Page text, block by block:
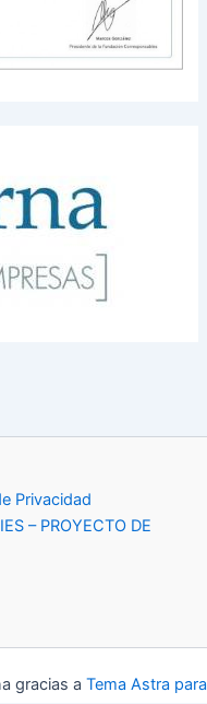
Privacidad
– PROYECTO DE
gracias a Tema Astra para